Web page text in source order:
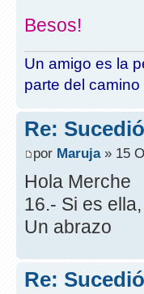
Besos!
Un amigo es la
parte del camino
Re:
por Maruja» 15
Hola Merche
16.- Si es
Un abrazo
Re: